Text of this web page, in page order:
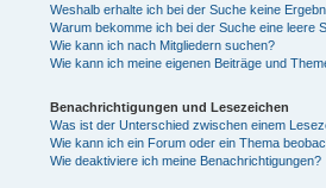
Weshalb erhalte ich bei der Suche keine
Warum bekomme ich bei der Suche eine leere
Wie kann ich nach Mitgliedern suchen?
Wie kann ich meine eigenen Beiträge und
Benachrichtigungen und Lesezeichen
Was ist der Unterschied zwischen einem
Wie kann ich ein Forum oder ein Thema
Wie deaktiviere ich meine Benachrichtigungen?